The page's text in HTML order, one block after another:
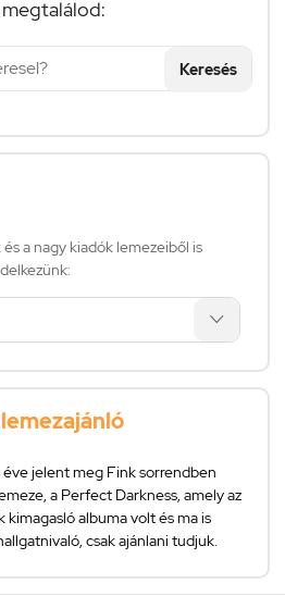
Keresés
a nagy kiadók lemezeiből is
jelent meg Fink sorrendben
a Perfect Darkness, amely az
kimagasló albuma volt és ma is
csak ajánlani tudjuk.